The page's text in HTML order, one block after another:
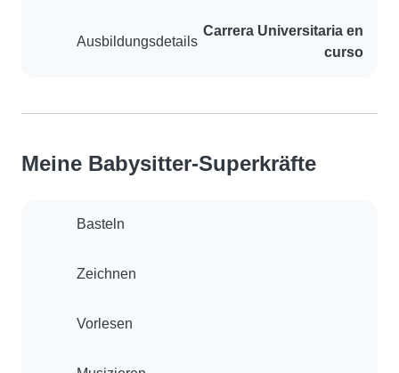
Ausbildungsdetails
Carrera Universitaria en
curso
Meine Babysitter-Superkräfte
Basteln
Zeichnen
Vorlesen